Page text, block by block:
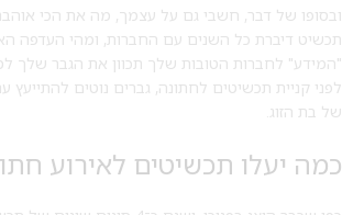
ובסופו של דבר, חשבי גם על עצמך, מה את הכי
תכשיט דיברת כל השנים עם החברות, ומהי העדפה
"המידע" לחברות הטובות שלך תכוון את הגבר שלך
לפני קניית תכשיטים לחתונה, גברים נוטים
של בת הזוג.
כמה יעלו תכשיטים לאירוע